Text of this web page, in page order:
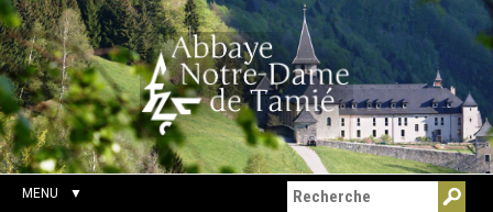
Aller
au
contenu.
|
Aller
à
la
navigation
Outils
personnels
Chercher par
Recherche
avancée…
MENU